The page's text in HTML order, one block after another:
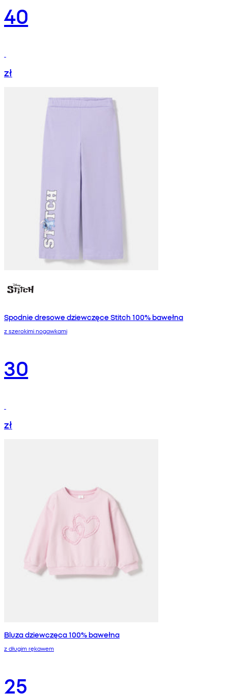
40
zł
Spodnie dresowe dziewczęce Stitch 100% bawełna
z szerokimi nogawkami
30
zł
Bluza dziewczęca 100% bawełna
z długim rękawem
25